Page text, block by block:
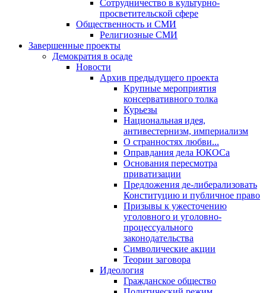
Сотрудничество в культурно-
просветительской сфере
Общественность и СМИ
Религиозные СМИ
Завершенные проекты
Демократия в осаде
Новости
Архив предыдущего проекта
Крупные мероприятия
консервативного толка
Курьезы
Национальная идея,
антивестернизм, империализм
О странностях любви...
Оправдания дела ЮКОСа
Основания пересмотра
приватизации
Предложения де-либерализовать
Конституцию и публичное право
Призывы к ужесточению
уголовного и уголовно-
процессуального
законодательства
Символические акции
Теории заговора
Идеология
Гражданское общество